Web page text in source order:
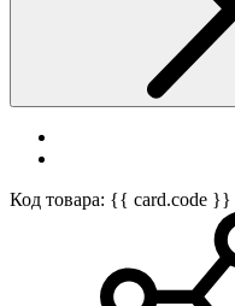
Код товара: {{ card.code }}